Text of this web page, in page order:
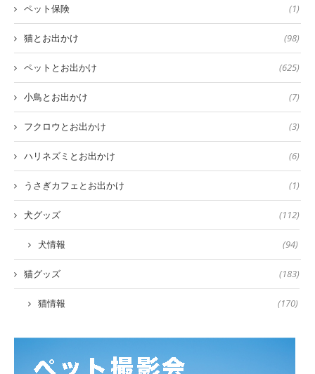
ペット保険 (1)
猫とお出かけ (98)
ペットとお出かけ (625)
小鳥とお出かけ (7)
フクロウとお出かけ (3)
ハリネズミとお出かけ (6)
うさぎカフェとお出かけ (1)
犬グッズ (112)
犬情報 (94)
猫グッズ (183)
猫情報 (170)